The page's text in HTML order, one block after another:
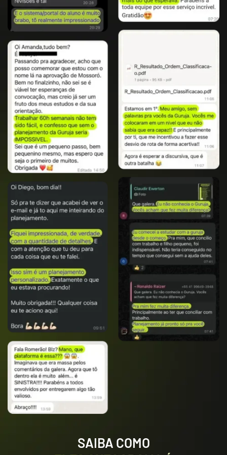
anos com dedicação exclusiva,
que contabilidade era um bicho
papão…. Enfim, acabei
procrastinando e adiando meu
sonho. Em outubro de 2022, no
dia da eleição, dia 03 de outubro
de 2022, eu estava na fila de
espera de um restaurante,
quando vi que estavam abertas
as inscrições para o concurso da
SEFAZ de Minas Gerais. Lembro
que faltavam dois dias para
fechar as inscrições. Tomei
coragem, me inscrevi e fui
começar a estudar. Tomei um
susto quando vi a quantidade de
matérias. Nunca tinha estudado
contabilidade na vida. Estudei
sozinho, assisti um monte de
vídeo aulas, fiz tudo errado.
Resumo: Tomei uma coça da
prova. Fiz 132 pontos, fiquei a 13
ou 14 pontos do pessoal que
estava dentro das vagas e ainda
faltava a discursiva. Resolvi não
fazer, recuei para estudar para o
ISS-RJ. A prova objetiva da
SEFAZ-MG foi dia 08 de janeiro
de 2023. Em abril, isso mesmo,
somente em abril voltei a estudar
focado no ISS-RJ. Voltei sozinho,
já sabia da Guruja, mas tinha
muita coisa para aprender. Tracei
uma estratégia de estudar
sozinho no pré-edital. O edital
saiu dia 22 de maio de 2023(1
mês depois de eu ter voltado a
estudar), foi quando assinei com
meta já tomei um susto com
tamanha organização. À medida
SAIBA COMO